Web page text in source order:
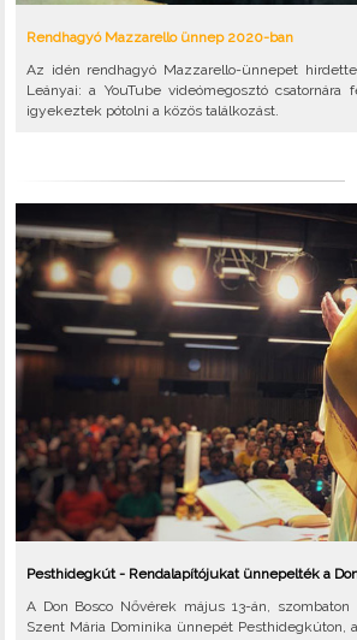
Rendhagyó Mazzarello ünnep 2020-ban
Az idén rendhagyó Mazzarello-ünnepet
Leányai: a YouTube videómegosztó csatornára
igyekeztek pótolni a közös találkozást.
Pesthidegkút - Rendalapítójukat ünnepelték a
A Don Bosco Nővérek május 13-án,
Szent Mária Dominika ünnepét Pesthidegkúton,